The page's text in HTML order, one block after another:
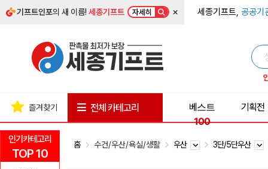
기프트인포의 새 이름!세종기프트 자세히 × 세종기프트, 공공기
인기카테고리
TOP 10
즐겨찾기 전체 카테고리
베스트
100
기획전
홈 수건/우산/욕실/생활 우산 3단/5단우산